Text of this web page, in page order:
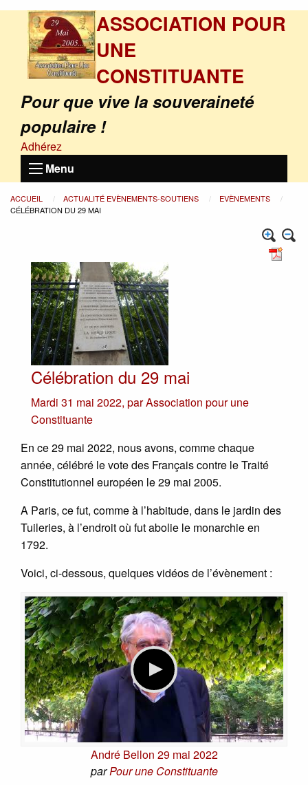
ASSOCIATION POUR
UNE
CONSTITUANTE
Pour que vive la souveraineté
populaire !
Adhérez
Menu
ACCUEIL ACTUALITÉ EVÈNEMENTS-SOUTIENS
EVÈNEMENTS
CÉLÉBRATION DU 29 MAI
Célébration du 29 mai
Mardi 31 mai 2022, parAssociation pour une
Constituante
En ce 29 mai 2022, nous avons, comme chaque
année, célébré le vote des Français contre le Traité
Constitutionnel européen le 29 mai 2005.
A Paris, ce fut, comme à l’habitude, dans le jardin des
Tuileries, à l’endroit où fut abolie le monarchie en
1792.
Voici, ci-dessous, quelques vidéos de l’évènement :
André Bellon 29 mai 2022
parPour une Constituante